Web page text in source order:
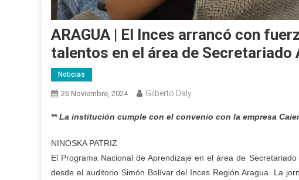
ARAGUA | El Inces arrancó con
talentos en el área de
Noticias
26 Noviembre, 2024 Gilberto Daly
** La institución cumple con el convenio con la empresa
NINOSKA PATRIZ
El Programa Nacional de Aprendizaje en el área de
desde el auditorio Simón Bolívar del Inces Región Aragua. La